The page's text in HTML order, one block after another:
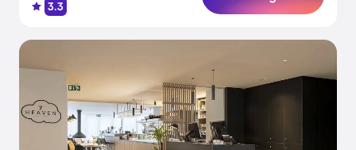
3.3